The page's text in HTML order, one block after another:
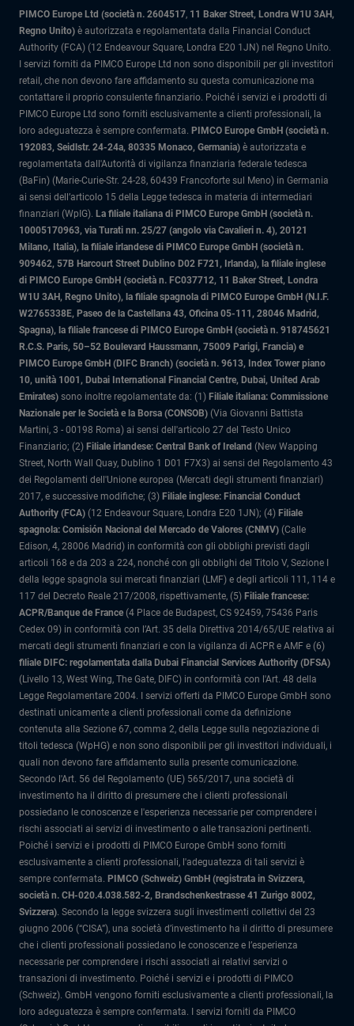
PIMCO Europe Ltd (società n. 2604517, 11 Baker Street, Londra W1U 3AH,
Regno Unito) è autorizzata e regolamentata dalla Financial Conduct
Authority (FCA) (12 Endeavour Square, Londra E20 1JN) nel Regno Unito.
I servizi forniti da PIMCO Europe Ltd non sono disponibili per gli investitori
retail, che non devono fare affidamento su questa comunicazione ma
contattare il proprio consulente finanziario. Poiché i servizi e i prodotti di
PIMCO Europe Ltd sono forniti esclusivamente a clienti professionali, la
loro adeguatezza è sempre confermata. PIMCO Europe GmbH (società n.
192083, Seidlstr. 24-24a, 80335 Monaco, Germania) è autorizzata e
regolamentata dall'Autorità di vigilanza finanziaria federale tedesca
(BaFin) (Marie-Curie-Str. 24-28, 60439 Francoforte sul Meno) in Germania
ai sensi dell’articolo 15 della Legge tedesca in materia di intermediari
finanziari (WpIG). La filiale italiana di PIMCO Europe GmbH (società n.
10005170963, via Turati nn. 25/27 (angolo via Cavalieri n. 4), 20121
Milano, Italia), la filiale irlandese di PIMCO Europe GmbH (società n.
909462, 57B Harcourt Street Dublino D02 F721, Irlanda), la filiale inglese
di PIMCO Europe GmbH (società n. FC037712, 11 Baker Street, Londra
W1U 3AH, Regno Unito), la filiale spagnola di PIMCO Europe GmbH (N.I.F.
W2765338E, Paseo de la Castellana 43, Oficina 05-111, 28046 Madrid,
Spagna), la filiale francese di PIMCO Europe GmbH (società n. 918745621
R.C.S. Paris, 50–52 Boulevard Haussmann, 75009 Parigi, Francia) e
PIMCO Europe GmbH (DIFC Branch) (società n. 9613, Index Tower piano
10, unità 1001, Dubai International Financial Centre, Dubai, United Arab
Emirates) sono inoltre regolamentate da: (1) Filiale italiana: Commissione
Nazionale per le Società e la Borsa (CONSOB) (Via Giovanni Battista
Martini, 3 - 00198 Roma) ai sensi dell'articolo 27 del Testo Unico
Finanziario; (2) Filiale irlandese: Central Bank of Ireland (New Wapping
Street, North Wall Quay, Dublino 1 D01 F7X3) ai sensi del Regolamento 43
dei Regolamenti dell'Unione europea (Mercati degli strumenti finanziari)
2017, e successive modifiche; (3) Filiale inglese: Financial Conduct
Authority (FCA) (12 Endeavour Square, Londra E20 1JN); (4) Filiale
spagnola: Comisión Nacional del Mercado de Valores (CNMV) (Calle
Edison, 4, 28006 Madrid) in conformità con gli obblighi previsti dagli
articoli 168 e da 203 a 224, nonché con gli obblighi del Titolo V, Sezione I
della legge spagnola sui mercati finanziari (LMF) e degli articoli 111, 114 e
117 del Decreto Reale 217/2008, rispettivamente, (5) Filiale francese:
ACPR/Banque de France (4 Place de Budapest, CS 92459, 75436 Paris
Cedex 09) in conformità con l’Art. 35 della Direttiva 2014/65/UE relativa ai
mercati degli strumenti finanziari e con la vigilanza di ACPR e AMF e (6)
filiale DIFC: regolamentata dalla Dubai Financial Services Authority (DFSA)
(Livello 13, West Wing, The Gate, DIFC) in conformità con l'Art. 48 della
Legge Regolamentare 2004. I servizi offerti da PIMCO Europe GmbH sono
destinati unicamente a clienti professionali come da definizione
contenuta alla Sezione 67, comma 2, della Legge sulla negoziazione di
titoli tedesca (WpHG) e non sono disponibili per gli investitori individuali, i
quali non devono fare affidamento sulla presente comunicazione.
Secondo l'Art. 56 del Regolamento (UE) 565/2017, una società di
investimento ha il diritto di presumere che i clienti professionali
possiedano le conoscenze e l'esperienza necessarie per comprendere i
rischi associati ai servizi di investimento o alle transazioni pertinenti.
Poiché i servizi e i prodotti di PIMCO Europe GmbH sono forniti
esclusivamente a clienti professionali, l'adeguatezza di tali servizi è
sempre confermata. PIMCO (Schweiz) GmbH (registrata in Svizzera,
società n. CH-020.4.038.582-2, Brandschenkestrasse 41 Zurigo 8002,
Svizzera). Secondo la legge svizzera sugli investimenti collettivi del 23
giugno 2006 (“CISA”), una società d’investimento ha il diritto di presumere
che i clienti professionali possiedano le conoscenze e l’esperienza
necessarie per comprendere i rischi associati ai relativi servizi o
transazioni di investimento. Poiché i servizi e i prodotti di PIMCO
(Schweiz). GmbH vengono forniti esclusivamente a clienti professionali, la
loro adeguatezza è sempre confermata.
I servizi forniti da PIMCO